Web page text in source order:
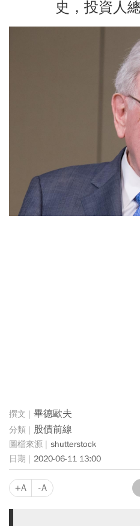
史，投資人
畢德歐夫
股債前線
shutterstock
2020-06-11 13:00
+A -A